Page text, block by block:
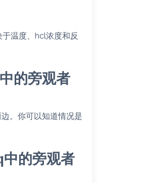
温度、hcl浓度和反
的旁观者
。你可以知道情况是
的旁观者